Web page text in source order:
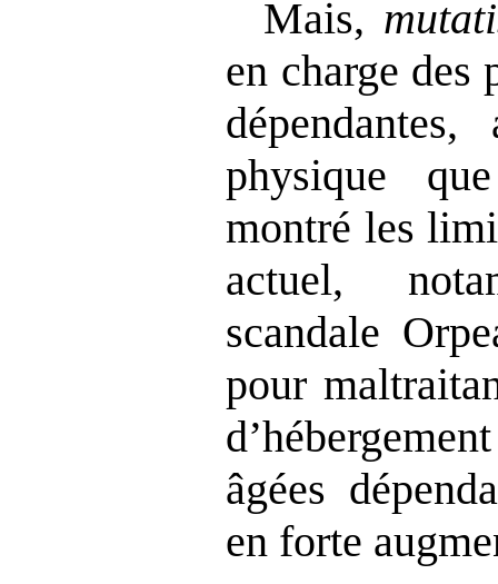
Mais,
en charge des
physique
montré les
actuel,
scandale
pour
âgées
en forte